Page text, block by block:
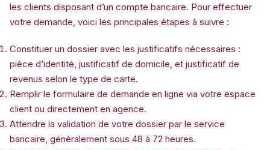
les clients disposant d’un compte bancaire. Pour effectuer
votre demande, voici les principales étapes à suivre :
Constituer un dossier avec les justificatifs nécessaires :
pièce d’identité, justificatif de domicile, et justificatif de
revenus selon le type de carte.
Remplir le formulaire de demande en ligne via votre espace
client ou directement en agence.
Attendre la validation de votre dossier par le service
bancaire, généralement sous 48 à 72 heures.